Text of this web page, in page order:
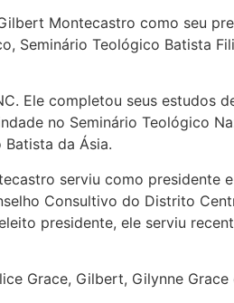
Montecastro como seu
Seminário Teológico Batista
Ele completou seus estudos
no Seminário Teológico
da Ásia.
serviu como presidente
Consultivo do Distrito
presidente, ele serviu
Grace, Gilbert, Gilynne Grace